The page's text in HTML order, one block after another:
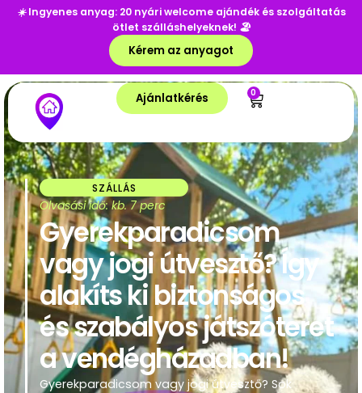
☀️Ingyenes anyag: 20 nyári welcome ajándék és szolgáltatás
ötlet szálláshelyeknek! 🏖️
Kérem az anyagot
Ajánlatkérés 0
SZÁLLÁS
Olvasási idő: kb. 7 perc
Gyerekparadicsom
vagy jogi útvesztő? Így
alakíts ki biztonságos
és szabályos játszóteret
a vendégházadban!
Gyerekparadicsom vagy jogi útvesztő? Sok